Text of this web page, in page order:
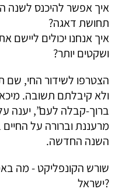
איך אפשר להיכנס לשנה
תחושת דאגה?
איך אנחנו יכולים ליישם
ושקטים יותר?
הצטרפו לשידור החי, שם
ולא קיבלתם תשובה.
ברוך-קבלה לעם”, יענה
מרעננת וברורה על
השנה החדשה.